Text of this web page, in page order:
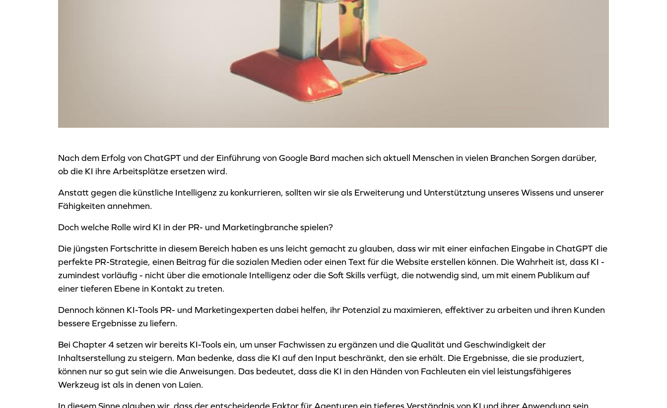
Nach dem Erfolg von ChatGPT und der Einführung von Google Bard machen sich aktuell Menschen in vielen Branchen Sorgen darüber,
ob die KI ihre Arbeitsplätze ersetzen wird.
Anstatt gegen die künstliche Intelligenz zu konkurrieren, sollten wir sie als Erweiterung und Unterstütztung unseres Wissens und unserer
Fähigkeiten annehmen.
Doch welche Rolle wird KI in der PR- und Marketingbranche spielen?
Die jüngsten Fortschritte in diesem Bereich haben es uns leicht gemacht zu glauben, dass wir mit einer einfachen Eingabe in ChatGPT die
perfekte PR-Strategie, einen Beitrag für die sozialen Medien oder einen Text für die Website erstellen können. Die Wahrheit ist, dass KI -
zumindest vorläufig - nicht über die emotionale Intelligenz oder die Soft Skills verfügt, die notwendig sind, um mit einem Publikum auf
einer tieferen Ebene in Kontakt zu treten.
Dennoch können KI-Tools PR- und Marketingexperten dabei helfen, ihr Potenzial zu maximieren, effektiver zu arbeiten und ihren Kunden
bessere Ergebnisse zu liefern.
Bei Chapter 4 setzen wir bereits KI-Tools ein, um unser Fachwissen zu ergänzen und die Qualität und Geschwindigkeit der
Inhaltserstellung zu steigern. Man bedenke, dass die KI auf den Input beschränkt, den sie erhält. Die Ergebnisse, die sie produziert,
können nur so gut sein wie die Anweisungen. Das bedeutet, dass die KI in den Händen von Fachleuten ein viel leistungsfähigeres
Werkzeug ist als in denen von Laien.